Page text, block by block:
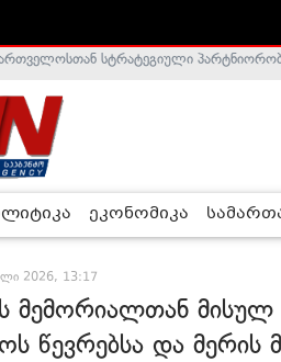
დე-ფაქტო მთავრობა არალეგიტიმურია
ეკონომიკა
2026, 13:17
მემორიალთან
წევრებსა და მერის